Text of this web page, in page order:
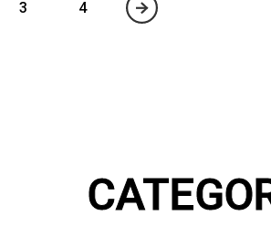
3 4